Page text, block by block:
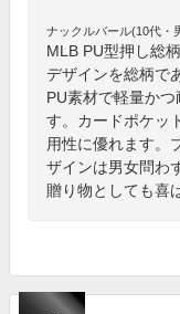
ナックルバール(10代・
MLB PU型押し総
デザインを総柄で
PU素材で軽量か
す。カードポケッ
用性に優れます。
ザインは男女問わ
贈り物としても喜